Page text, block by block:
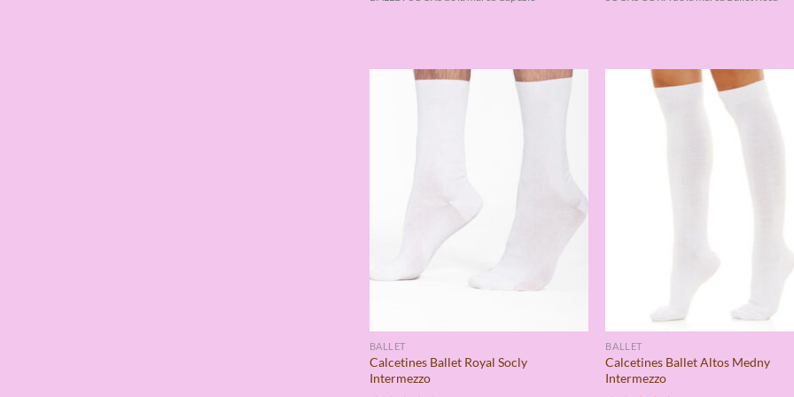
BALLET
Calcetines Ballet Royal Socly
Intermezzo
BALLET
Calcetines Ballet Altos Medny
Intermezzo